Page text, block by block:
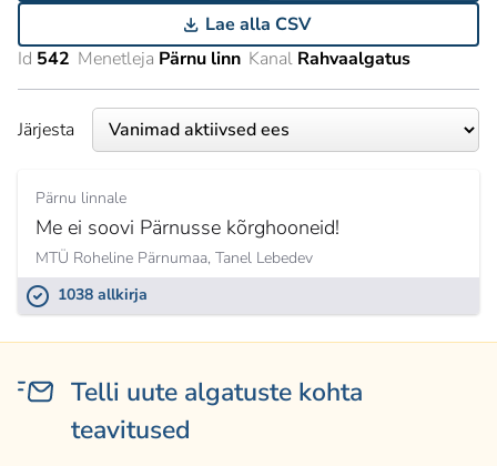
Lae alla CSV
Id 542 Menetleja Pärnu linn Kanal Rahvaalgatus
Järjesta
Pärnu linnale
Me ei soovi Pärnusse kõrghooneid!
MTÜ Roheline Pärnumaa, Tanel Lebedev
1038 allkirja
Telli uute algatuste kohta
teavitused